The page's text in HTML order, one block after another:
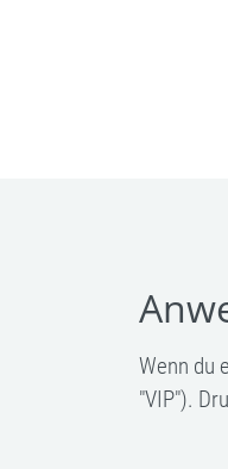
Wenn du
"VIP").